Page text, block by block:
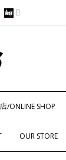
/ONLINE SHOP
OUR STORE